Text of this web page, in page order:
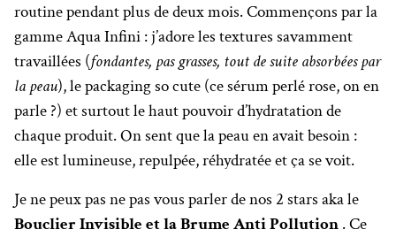
routine pendant plus de deux mois. Commençons par la
gamme Aqua Infini : j’adore les textures savamment
travaillées (fondantes, pas grasses, tout de suite absorbées par
la peau), le packaging so cute (ce sérum perlé rose, on en
parle ?) et surtout le haut pouvoir d’hydratation de
chaque produit. On sent que la peau en avait besoin :
elle est lumineuse, repulpée, réhydratée et ça se voit.
Je ne peux pas ne pas vous parler de nos 2 stars aka le
Bouclier Invisible et la Brume Anti Pollution . Ce